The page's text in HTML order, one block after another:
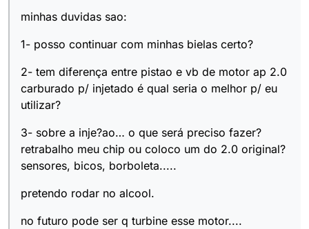
minhas duvidas sao:
1- posso continuar com minhas bielas certo?
2- tem diferença entre pistao e vb de motor ap 2.0
carburado p/ injetado é qual seria o melhor p/ eu
utilizar?
3- sobre a inje?ao… o que será preciso fazer?
retrabalho meu chip ou coloco um do 2.0 original?
sensores, bicos, borboleta.....
pretendo rodar no alcool.
no futuro pode ser q turbine esse motor....